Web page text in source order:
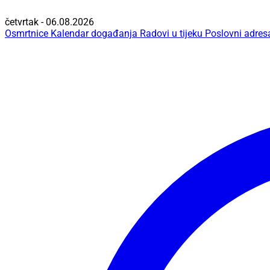
četvrtak - 06.08.2026
Osmrtnice Kalendar događanja Radovi u tijeku Poslovni